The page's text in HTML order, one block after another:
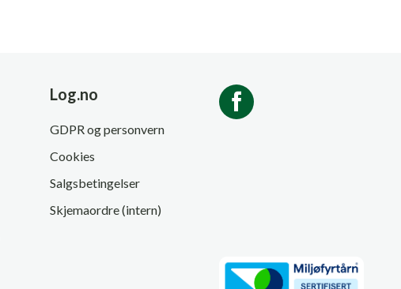
Log.no
GDPR og personvern
Cookies
Salgsbetingelser
Skjemaordre (intern)